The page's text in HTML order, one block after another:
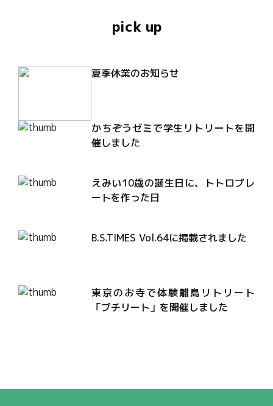
pick up
夏季休業のお知らせ
かちぞうゼミで学生リトリートを開
催しました
えみい10歳の誕生日に、トトロプレ
ートを作った日
B.S.TIMES Vol.64に掲載されました
東京のお寺で体験離島リトリート
「プチリート」を開催しました